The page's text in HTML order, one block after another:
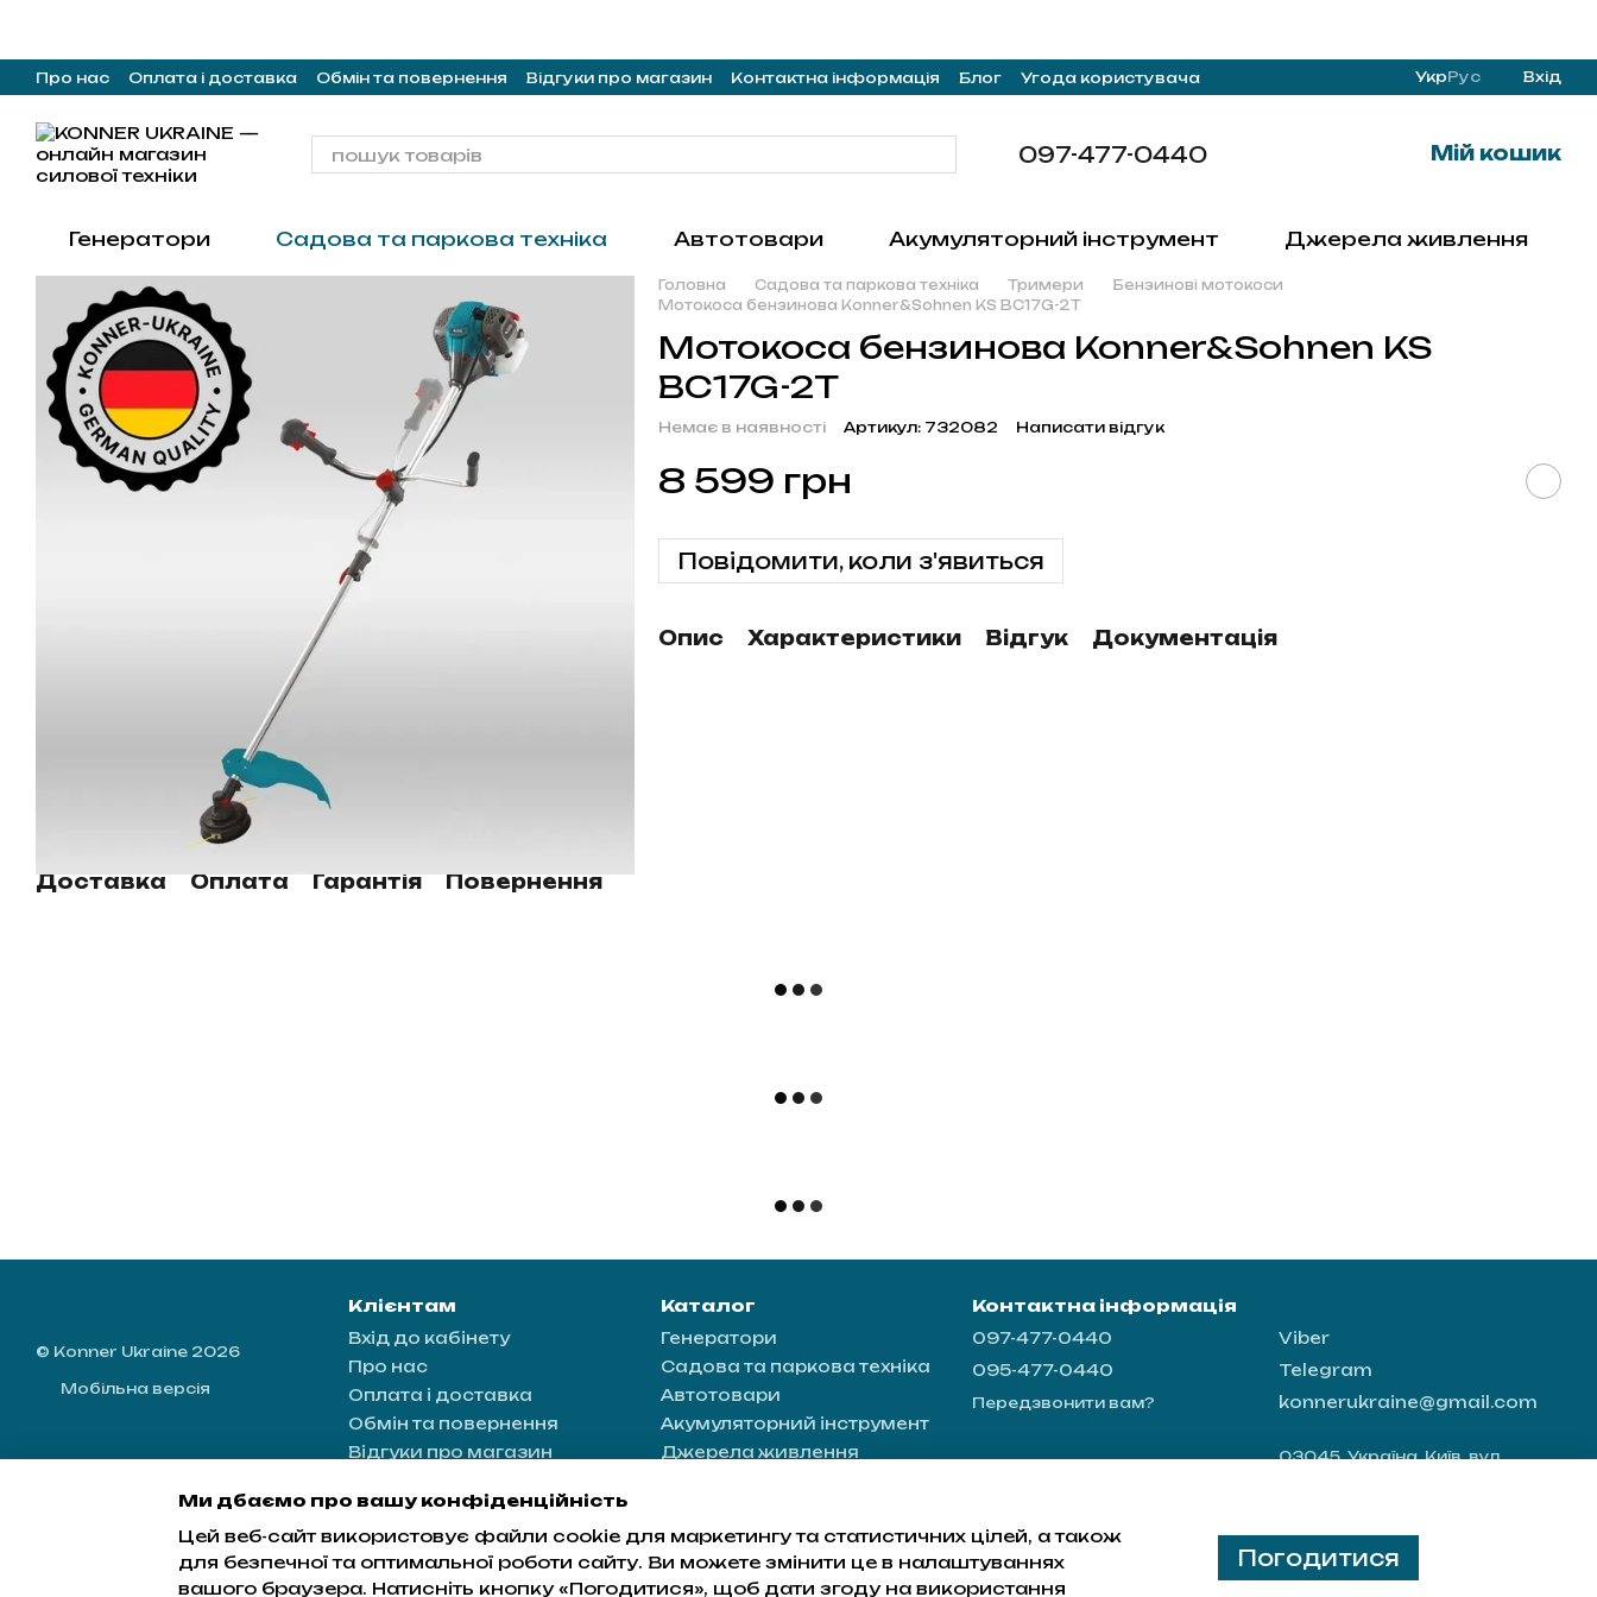
Про нас Оплата і доставка Обмін та повернення Відгуки про магазин Контактна інформація Блог Угода користувача УкрРус Вхід
097-477-0440 Мій кошик
Генератори Садова та паркова техніка Автотовари Акумуляторний інструмент Джерела живлення
Доставка Оплата Гарантія Повернення
Головна Садова та паркова техніка Тримери
Бензинові мотокоси
Мотокоса бензинова Konner&Sohnen KS BC17G-2T
Мотокоса бензинова Konner&Sohnen KS
BC17G-2T
Немає в наявності Артикул: 732082 Написати відгук
8 599 грн
Повідомити, коли з'явиться
Опис Характеристики Відгук Документація
© Konner Ukraine 2026
Мобільна версія
Інтернет-магазин створений з
Клієнтам
Вхід до кабінету
Про нас
Оплата і доставка
Обмін та повернення
Відгуки про магазин
Блог
Угода користувача
Мапа сайту
Каталог
Генератори
Садова та паркова техніка
Автотовари
Акумуляторний інструмент
Джерела живлення
Контактна інформація
097-477-0440
095-477-0440
Передзвонити вам?
Viber
Telegram
konnerukraine@gmail.com
03045, Україна, Київ, вул.
Ми дбаємо про вашу конфіденційність
Цей веб-сайт використовує файли cookie для маркетингу та статистичних цілей, а також
для безпечної та оптимальної роботи сайту. Ви можете змінити це в налаштуваннях
вашого браузера. Натисніть кнопку «Погодитися», щоб дати згоду на використання
Погодитися